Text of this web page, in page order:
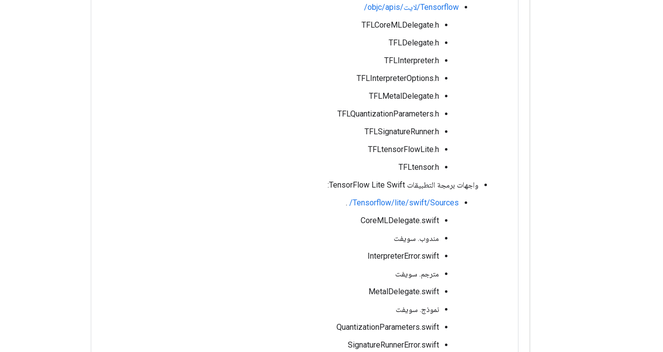
Tensorflow/لايت/objc/apis/
TFLCoreMLDelegate.h
TFLDelegate.h
TFLInterpreter.h
TFLInterpreterOptions.h
TFLMetalDelegate.h
TFLQuantizationParameters.h
TFLSignatureRunner.h
TFLtensorFlowLite.h
TFLtensor.h
واجهات برمجة التطبيقات TensorFlow Lite Swift:
Tensorflow/lite/swift/Sources/
.
CoreMLDelegate.swift
مندوب. سويفت
InterpreterError.swift
مترجم. سويفت
MetalDelegate.swift
نموذج. سويفت
QuantizationParameters.swift
SignatureRunnerError.swift